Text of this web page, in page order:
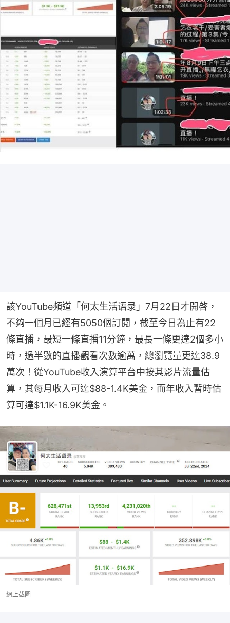
該YouTube頻道「何太生活语录」7月22日才開啓，
不夠一個月已經有5050個訂閱，截至今日為止有22
條直播，最短一條直播11分鐘，最長一條更達2個多小
時，過半數的直播觀看次數逾萬，總瀏覽量更達38.9
萬次！從YouTube收入演算平台中按其影片流量估
算，其每月收入可達$88-1.4K美金，而年收入暫時估
算可達$1.1K-16.9K美金。
網上截圖